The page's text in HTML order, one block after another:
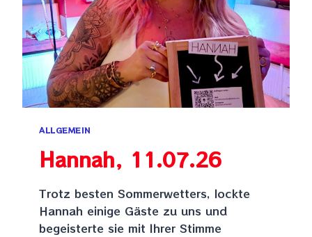
ALLGEMEIN
Hannah, 11.07.26
Trotz besten Sommerwetters, lockte
Hannah einige Gäste zu uns und
begeisterte sie mit Ihrer Stimme